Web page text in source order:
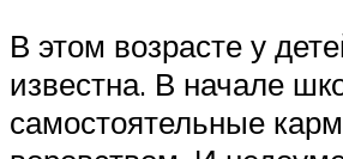
В этом возрасте у
известна. В начале
самостоятельные